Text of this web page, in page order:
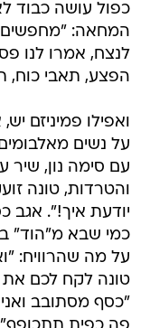
כפול עושה כבוד
לנצח, אמרו לנו
הפצע, תאבי כוח,
ואפילו פמיניזם
על נשים
עם סימה נון, שיר
והטרדות, טונה
יודעת איך!". אגב
כמי שבא מ"הוד"
על מה שהרוויח:
טונה לקח לכם
"כסף מסתובב